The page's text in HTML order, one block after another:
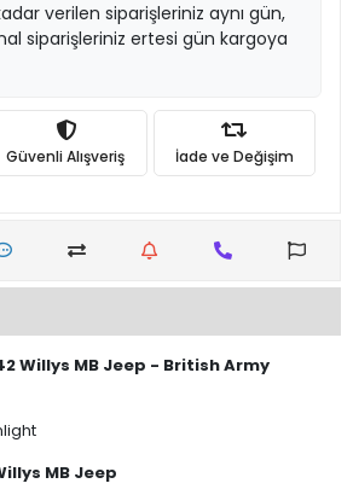
verilen siparişleriniz aynı gün,
siparişleriniz ertesi gün kargoya
Güvenli Alışveriş İade ve Değişim
Willys MB Jeep - British Army
MB Jeep